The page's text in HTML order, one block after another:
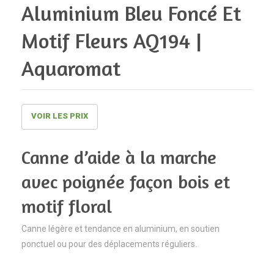
en
Aquaromat
en
Aluminium Bleu Foncé Et
Motif Fleurs AQ194 |
Aquaromat
VOIR LES PRIX
Canne d’aide à la marche
avec poignée façon bois et
motif floral
Canne légère et tendance en aluminium, en soutien
ponctuel ou pour des déplacements réguliers.